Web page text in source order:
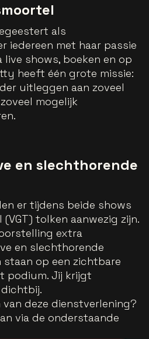
als
iedereen met haar passie
shows, boeken en op
heeft één grote missie:
uitleggen aan zoveel
mogelijk
en slechthorende
er tijdens beide shows
(VGT) tolken aanwezig zijn.
extra
en slechthorende
staan op een zichtbare
podium. Jij krijgt
deze dienstverlening?
via de onderstaande